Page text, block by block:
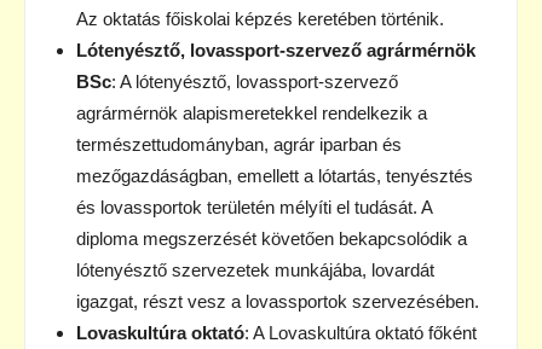
Az oktatás főiskolai képzés keretében történik.
Lótenyésztő, lovassport-szervező agrármérnök
BSc: A lótenyésztő, lovassport-szervező
agrármérnök alapismeretekkel rendelkezik a
természettudományban, agrár iparban és
mezőgazdáságban, emellett a lótartás, tenyésztés
és lovassportok területén mélyíti el tudását. A
diploma megszerzését követően bekapcsolódik a
lótenyésztő szervezetek munkájába, lovardát
igazgat, részt vesz a lovassportok szervezésében.
Lovaskultúra oktató: A Lovaskultúra oktató főként